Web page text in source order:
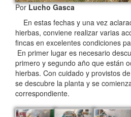
PorLucho Gasca
En estas fechas y una vez
hierbas, conviene realizar varias
fincas en excelentes condiciones
En primer lugar es necesario
primero y segundo año que están
hierbas. Con cuidado y provistos
se descubre la planta y se
correspondiente.